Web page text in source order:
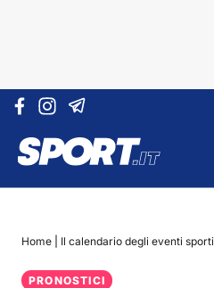
Vai al contenuto
Home Il calendario degli eventi
PRONOSTICI